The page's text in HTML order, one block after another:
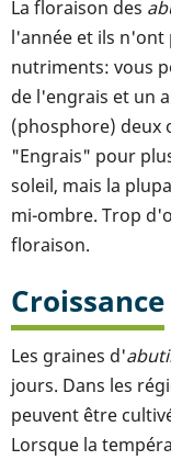
La floraison des
l'année et ils n'ont
nutriments: vous
de l'engrais et un
(phosphore) deux
"Engrais" pour
soleil, mais la
mi-ombre. Trop
floraison.
Croissance
Les graines d'
jours. Dans les
peuvent être
Lorsque la